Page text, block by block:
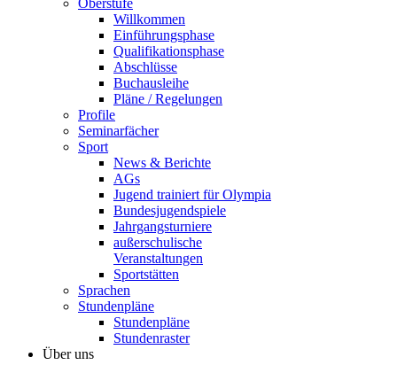
Oberstufe
Willkommen
Einführungsphase
Qualifikationsphase
Abschlüsse
Buchausleihe
Pläne / Regelungen
Profile
Seminarfächer
Sport
News & Berichte
AGs
Jugend trainiert für Olympia
Bundesjugendspiele
Jahrgangsturniere
außerschulische
Veranstaltungen
Sportstätten
Sprachen
Stundenpläne
Stundenpläne
Stundenraster
Über uns